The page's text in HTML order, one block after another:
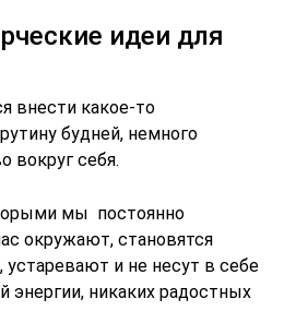
идеи для
внести какое-то
будней, немного
вокруг себя.
мы постоянно
окружают, становятся
и не несут в себе
энергии, никаких радостных